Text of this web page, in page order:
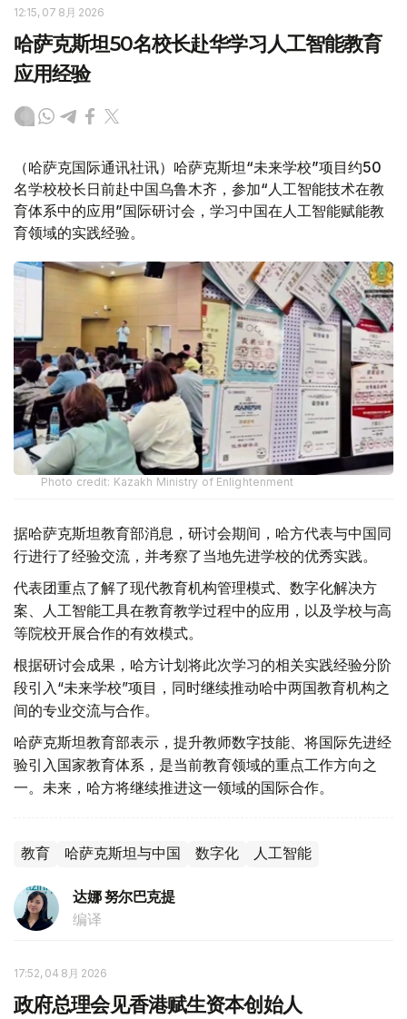
12:15, 07 8月 2026
哈萨克斯坦50名校长赴华学习人工智能教育
应用经验
（哈萨克国际通讯社讯）哈萨克斯坦“未来学校”项目约50
名学校校长日前赴中国乌鲁木齐，参加“人工智能技术在教
育体系中的应用”国际研讨会，学习中国在人工智能赋能教
育领域的实践经验。
Photo credit: Kazakh Ministry of Enlightenment
据哈萨克斯坦教育部消息，研讨会期间，哈方代表与中国同
行进行了经验交流，并考察了当地先进学校的优秀实践。
代表团重点了解了现代教育机构管理模式、数字化解决方
案、人工智能工具在教育教学过程中的应用，以及学校与高
等院校开展合作的有效模式。
根据研讨会成果，哈方计划将此次学习的相关实践经验分阶
段引入“未来学校”项目，同时继续推动哈中两国教育机构之
间的专业交流与合作。
哈萨克斯坦教育部表示，提升教师数字技能、将国际先进经
验引入国家教育体系，是当前教育领域的重点工作方向之
一。未来，哈方将继续推进这一领域的国际合作。
教育 哈萨克斯坦与中国 数字化 人工智能
达娜 努尔巴克提
编译
17:52, 04 8月 2026
政府总理会见香港赋生资本创始人